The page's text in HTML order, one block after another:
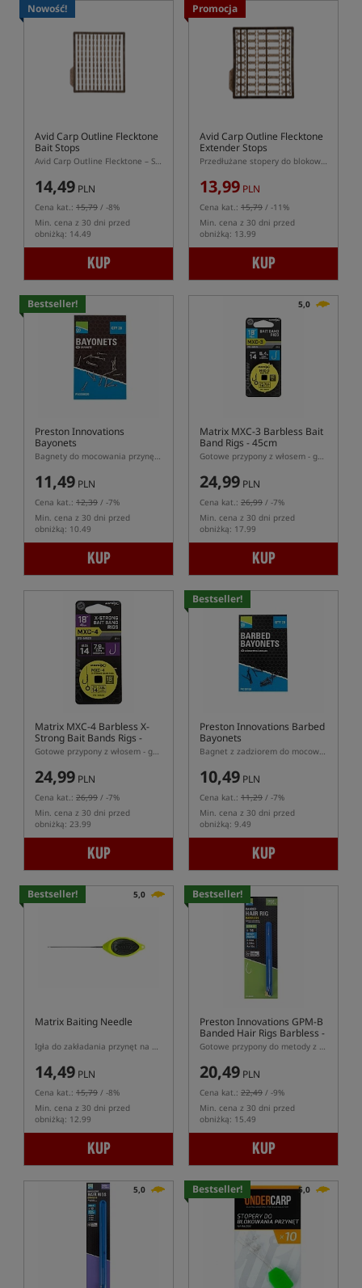
Nowość!
Avid Carp Outline Flecktone
Bait Stops
Avid Carp Outline Flecktone – Stopery do zabezpieczania przynęt na włosie przyponu karpiowego
14,49 PLN
Cena kat.: 15,79 / -8%
Min. cena z 30 dni przed
obniżką: 14.49
KUP
Promocja
Avid Carp Outline Flecktone
Extender Stops
Przedłużane stopery do blokowania przynęty na włosie w kolorze Flecktone
13,99 PLN
Cena kat.: 15,79 / -11%
Min. cena z 30 dni przed
obniżką: 13.99
KUP
Bestseller!
Preston Innovations
Bayonets
Bagnety do mocowania przynęty na włosie
11,49 PLN
Cena kat.: 12,39 / -7%
Min. cena z 30 dni przed
obniżką: 10.49
KUP
5,0
Matrix MXC-3 Barbless Bait
Band Rigs - 45cm
Gotowe przypony z włosem - gumka, hak bezzadziorowy
24,99 PLN
Cena kat.: 26,99 / -7%
Min. cena z 30 dni przed
obniżką: 17.99
KUP
Matrix MXC-4 Barbless X-
Strong Bait Bands Rigs -
45cm
Gotowe przypony z włosem - gumka, hak bezzadziorowy
24,99 PLN
Cena kat.: 26,99 / -7%
Min. cena z 30 dni przed
obniżką: 23.99
KUP
Bestseller!
Preston Innovations Barbed
Bayonets
Bagnet z zadziorem do mocowania przynęty na włosie
10,49 PLN
Cena kat.: 11,29 / -7%
Min. cena z 30 dni przed
obniżką: 9.49
KUP
Bestseller! 5,0
Matrix Baiting Needle
Igła do zakładania przynęt na włos
14,49 PLN
Cena kat.: 15,79 / -8%
Min. cena z 30 dni przed
obniżką: 12.99
KUP
Bestseller!
Preston Innovations GPM-B
Banded Hair Rigs Barbless -
10cm
Gotowe przypony do metody z włosem - gumka lateksowa, hak bezzadziorowy
20,49 PLN
Cena kat.: 22,49 / -9%
Min. cena z 30 dni przed
obniżką: 15.49
KUP
5,0 Bestseller! 5,0